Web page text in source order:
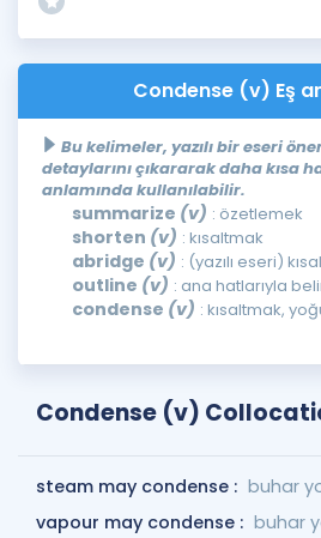
Condense (v) Eş
Bu kelimeler, yazılı bir eseri
detaylarını çıkararak daha kısa
anlamında kullanılabilir.
summarize (v) : özetlemek
shorten (v) : kısaltmak
abridge (v) : (yazılı eseri)
outline (v) : ana hatlarıyla
condense (v) : kısaltmak,
Condense (v)
steam may condense : buhar
vapour may condense : buhar